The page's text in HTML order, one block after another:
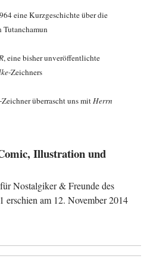
eine Kurzgeschichte über die
Tutanchamun
, eine bisher unveröffentlichte
-Zeichners
-Zeichner überrascht uns mit Herrn
Illustration und
Nostalgiker & Freunde des
erschien am 12. November 2014